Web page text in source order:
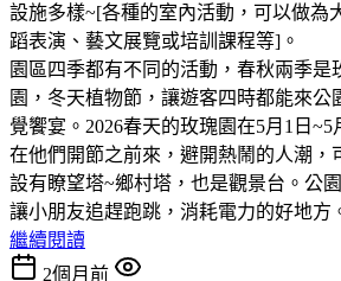
設施多樣~[各種的室內活動，可以做為
蹈表演、藝文展覽或培訓課程等]。
園區四季都有不同的活動，春秋兩季是
園，冬天植物節，讓遊客四時都能來公
覺饗宴。2026春天的玫瑰園在5月1日
在他們開節之前來，避開熱鬧的人潮，
設有瞭望塔~鄉村塔，也是觀景台。公
讓小朋友追趕跑跳，消耗電力的好地方
繼續閱讀
2個月前